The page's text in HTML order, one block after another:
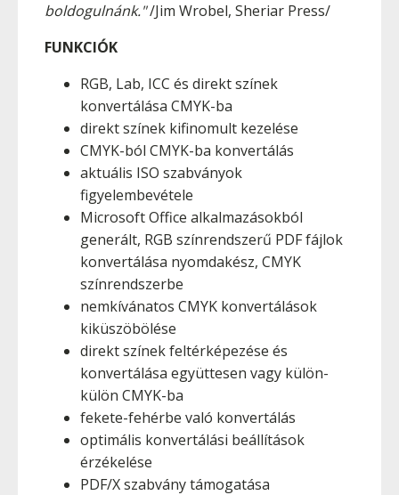
boldogulnánk."/Jim Wrobel, Sheriar Press/
FUNKCIÓK
RGB, Lab, ICC és direkt színek
konvertálása CMYK-ba
direkt színek kifinomult kezelése
CMYK-ból CMYK-ba konvertálás
aktuális ISO szabványok
figyelembevétele
Microsoft Office alkalmazásokból
generált, RGB színrendszerű PDF fájlok
konvertálása nyomdakész, CMYK
színrendszerbe
nemkívánatos CMYK konvertálások
kiküszöbölése
direkt színek feltérképezése és
konvertálása együttesen vagy külön-
külön CMYK-ba
fekete-fehérbe való konvertálás
optimális konvertálási beállítások
érzékelése
PDF/X szabvány támogatása